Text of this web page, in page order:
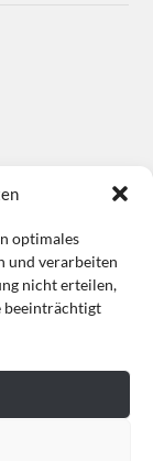
optimales
und verarbeiten
nicht erteilen,
beeinträchtigt
Datenschutz